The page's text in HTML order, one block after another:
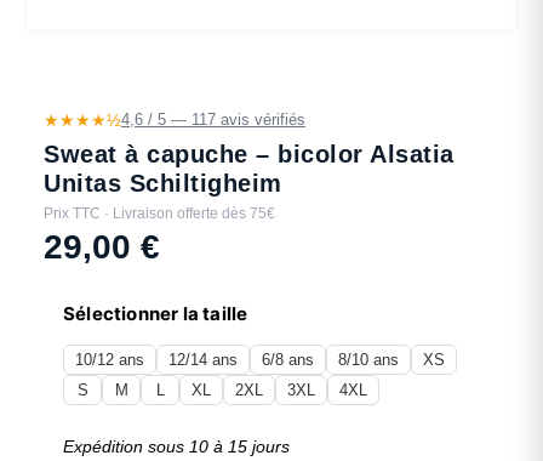
★★★★½4,6 / 5 — 117 avis vérifiés
Sweat à capuche – bicolor Alsatia
Unitas Schiltigheim
Prix TTC · Livraison offerte dès 75€
29,00 €
Sélectionner la taille
10/12 ans 12/14 ans 6/8 ans 8/10 ans
XS
S
M L XL 2XL 3XL 4XL
Expédition sous 10 à 15 jours